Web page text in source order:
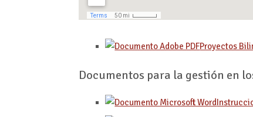
Proyectos
Documentos para la gestión en